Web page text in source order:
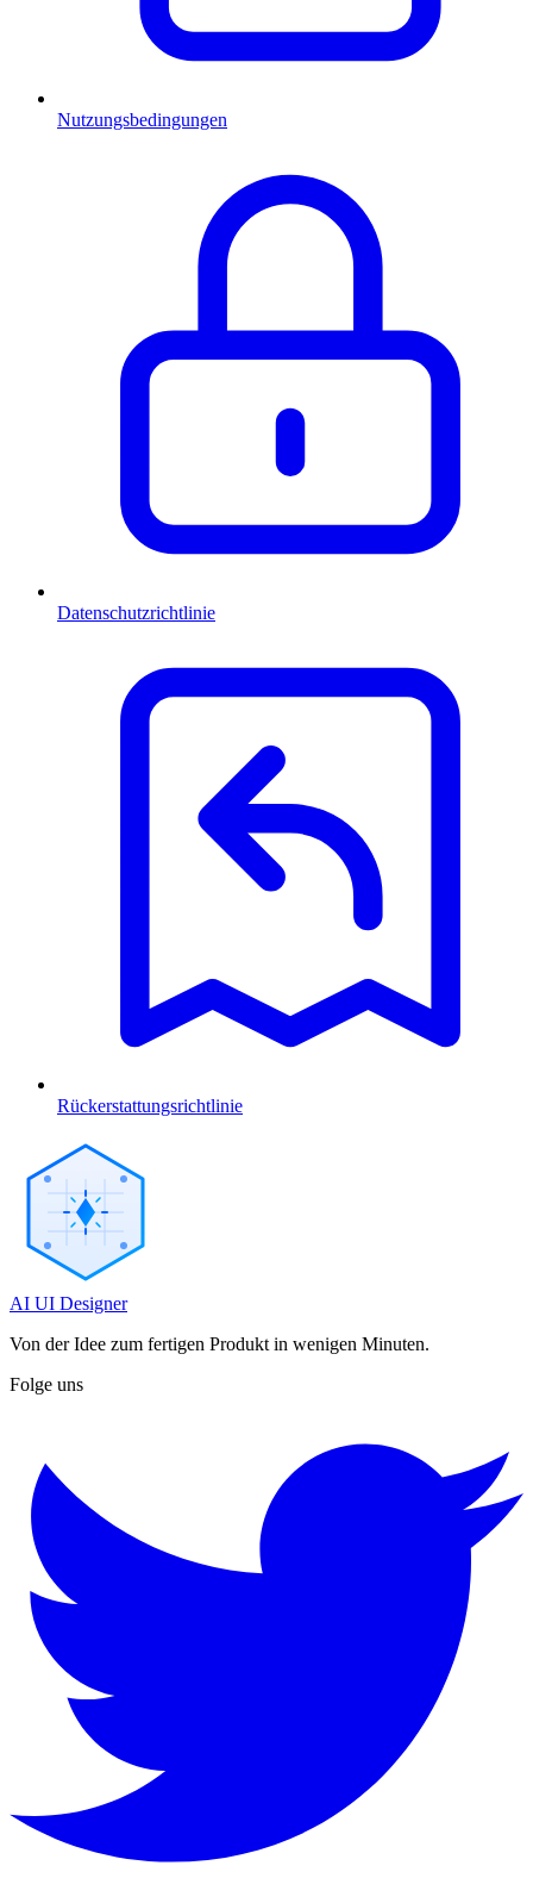
Nutzungsbedingungen
Datenschutzrichtlinie
Rückerstattungsrichtlinie
AI UI Designer
Von der Idee zum fertigen Produkt in wenigen Minuten.
Folge uns